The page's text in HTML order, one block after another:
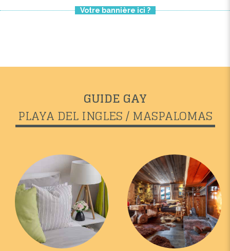
Votre bannière ici ?
GUIDE GAY
PLAYA DEL INGLES / MASPALOMAS